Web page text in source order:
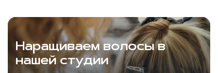
Наращиваем волосы в
нашей студии